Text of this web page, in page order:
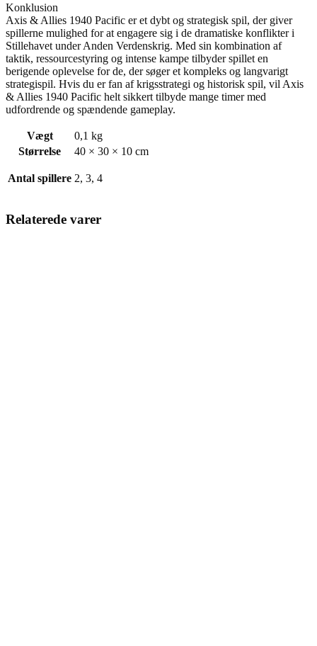
Konklusion
Axis & Allies 1940 Pacific er et dybt og strategisk spil, der giver
spillerne mulighed for at engagere sig i de dramatiske konflikter i
Stillehavet under Anden Verdenskrig. Med sin kombination af
taktik, ressourcestyring og intense kampe tilbyder spillet en
berigende oplevelse for de, der søger et kompleks og langvarigt
strategispil. Hvis du er fan af krigsstrategi og historisk spil, vil Axis
& Allies 1940 Pacific helt sikkert tilbyde mange timer med
udfordrende og spændende gameplay.
Vægt
0,1 kg
Størrelse
40 × 30 × 10 cm
Antal spillere 2, 3, 4
Relaterede varer